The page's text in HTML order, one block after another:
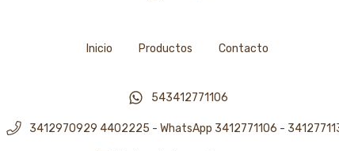
Inicio Productos Contacto
543412771106
3412970929 4402225 - WhatsApp 3412771106 -